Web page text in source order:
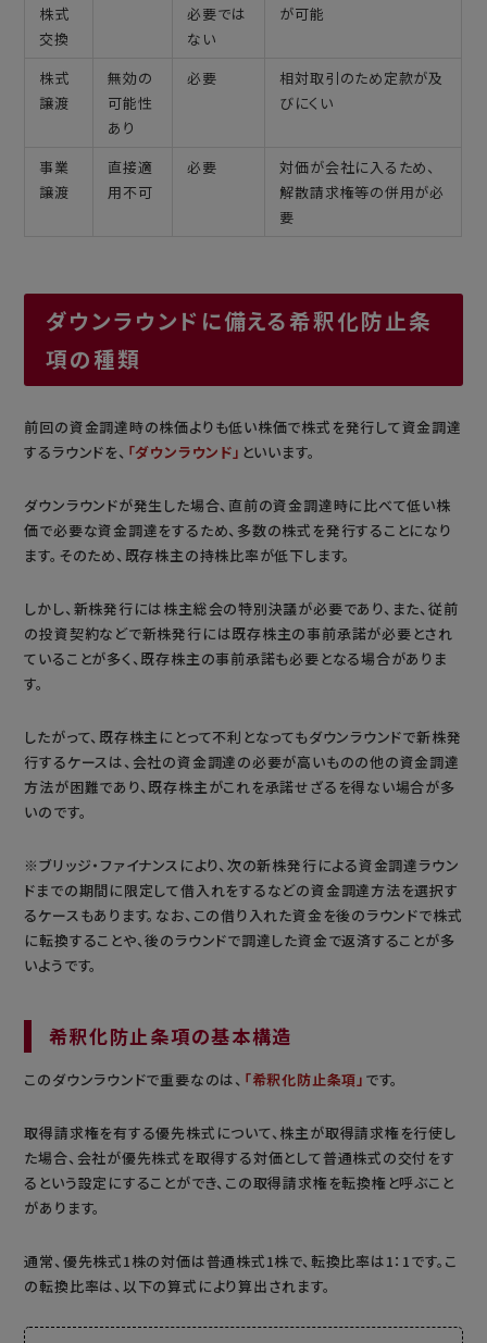
株式
交換
必要では
ない
が可能
株式
譲渡
無効の
可能性
あり
必要
相対取引のため定款が及
びにくい
事業
譲渡
直接適
用不可
必要
対価が会社に入るため、
解散請求権等の併用が必
要
ダウンラウンドに備える希釈化防止条
項の種類
前回の資金調達時の株価よりも低い株価で株式を発行して資金調達
するラウンドを、 「ダウンラウンド」 といいます。
ダウンラウンドが発生した場合、直前の資金調達時に比べて低い株
価で必要な資金調達をするため、多数の株式を発行することになり
ます。そのため、既存株主の持株比率が低下します。
しかし、新株発行には株主総会の特別決議が必要であり、また、従前
の投資契約などで新株発行には既存株主の事前承諾が必要とされ
ていることが多く、既存株主の事前承諾も必要となる場合がありま
す。
したがって、既存株主にとって不利となってもダウンラウンドで新株発
行するケースは、会社の資金調達の必要が高いものの他の資金調達
方法が困難であり、既存株主がこれを承諾せざるを得ない場合が多
いのです。
※ブリッジ・ファイナンスにより、次の新株発行による資金調達ラウン
ドまでの期間に限定して借入れをするなどの資金調達方法を選択す
るケースもあります。なお、この借り入れた資金を後のラウンドで株式
に転換することや、後のラウンドで調達した資金で返済することが多
いようです。
希釈化防止条項の基本構造
このダウンラウンドで重要なのは、 「希釈化防止条項」 です。
取得請求権を有する優先株式について、株主が取得請求権を行使し
た場合、会社が優先株式を取得する対価として普通株式の交付をす
るという設定にすることができ、この取得請求権を転換権と呼ぶこと
があります。
通常、優先株式1株の対価は普通株式1株で、転換比率は1：1です。こ
の転換比率は、以下の算式により算出されます。